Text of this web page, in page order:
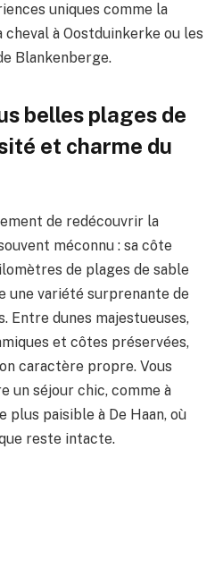
uniques comme la
à Oostduinkerke ou les
Blankenberge.
belles plages de
et charme du
de redécouvrir la
méconnu : sa côte
de plages de sable
variété surprenante de
Entre dunes majestueuses,
et côtes préservées,
caractère propre. Vous
un séjour chic, comme à
plus paisible à De Haan, où
reste intacte.